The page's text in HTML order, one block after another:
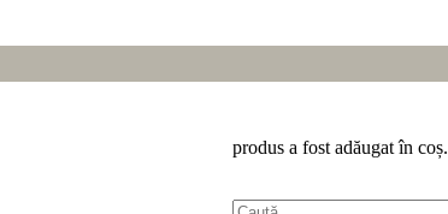
produs a fost adăugat în coș.